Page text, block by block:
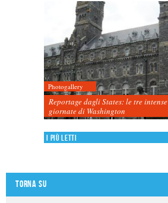
Photogallery
Reportage dagli States: le tre intense
giornate di Washington
I più letti
Torna su